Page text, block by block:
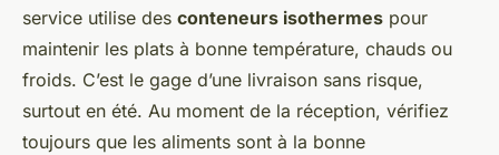
service utilise des conteneurs isothermes pour
maintenir les plats à bonne température, chauds ou
froids. C’est le gage d’une livraison sans risque,
surtout en été. Au moment de la réception, vérifiez
toujours que les aliments sont à la bonne